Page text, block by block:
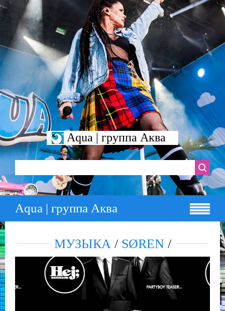
Aqua | группа Аква
Aqua | группа Аква
МУЗЫКА/ SØREN/